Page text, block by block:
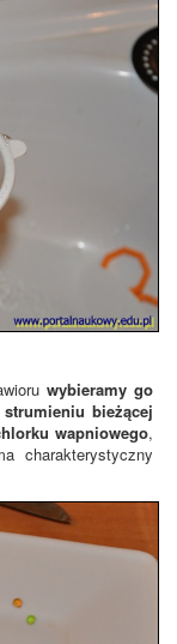
wybieramy go
bieżącej
wapniowego,
charakterystyczny